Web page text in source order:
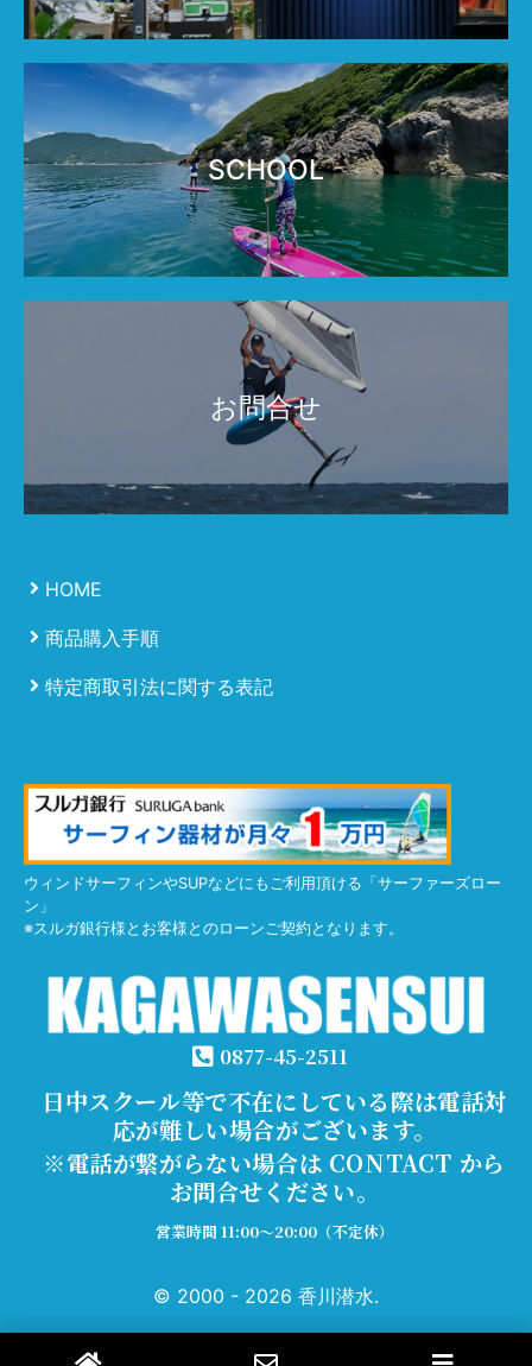
SCHOOL
お問合せ
HOME
商品購入手順
特定商取引法に関する表記
ウィンドサーフィンやSUPなどにもご利用頂ける「サーファーズロー
ン」
※スルガ銀行様とお客様とのローンご契約となります。
0877-45-2511
日中スクール等で不在にしている際は電話対
応が難しい場合がございます。
※電話が繋がらない場合は CONTACT から
お問合せください。
営業時間 11:00～20:00（不定休）
© 2000 - 2026 香川潜水.